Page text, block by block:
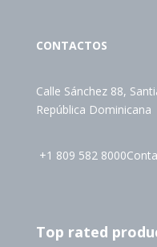
CONTACTOS
Calle Sánchez 88,
República Dominicana
+1 809 582 8000
Top rated